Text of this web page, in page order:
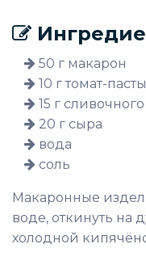
50 г макарон
10 г томат-пасты
15 г
20 г сыра
вода
соль
Макаронные
воде, откинуть на
холодной